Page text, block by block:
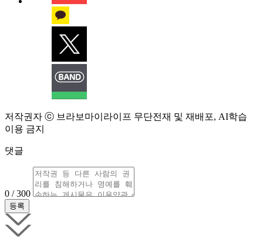
저작권자 ⓒ 브라보마이라이프 무단전재 및 재배포, AI학습
이용 금지
댓글
0 / 300